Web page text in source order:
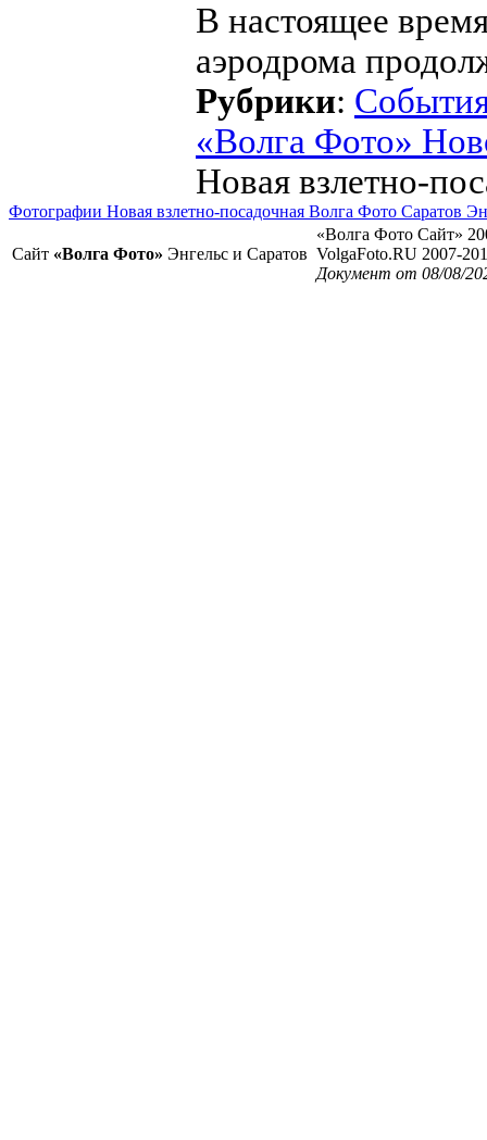
В настоящее
аэродрома
Рубрики:
«Волга Фото»
Новая взлетно-
Фотографии Новая взлетно-посадочная Волга Фото Саратов
Сайт «Волга Фото» Энгельс и Саратов
«Волга Фото Сайт»
VolgaFoto.RU 2007-
Документ от 08/08/